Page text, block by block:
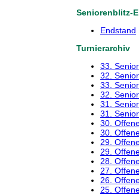
Seniorenblitz-
Endstand
Turnierarchiv
33.
32.
33.
32.
31.
31.
30.
30.
29.
29.
28.
27.
26.
25.